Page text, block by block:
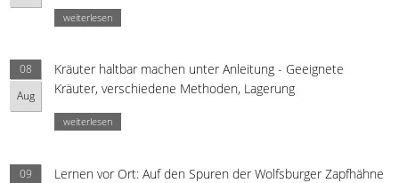
weiterlesen
08
Aug
Kräuter haltbar machen unter Anleitung - Geeignete
Kräuter, verschiedene Methoden, Lagerung
weiterlesen
09
Lernen vor Ort: Auf den Spuren der Wolfsburger Zapfhähne